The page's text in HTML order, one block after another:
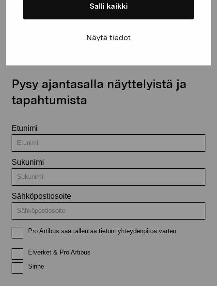
Salli kaikki
Näytä tiedot
Ota yhteyttä
Pysy ajantasalla näyttelyistä ja
tapahtumista
Etunimi
Sukunimi
Sähköpostiosoite
Pro Artibus saa tallentaa tietoni yhteydenpitoa varten
Elverket & Pro Artibus
Sinne